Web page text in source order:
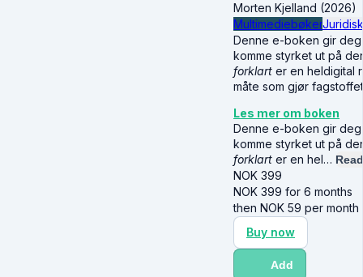
Morten Kjelland (2026)
Multimediebøker
Denne e-boken gir
komme styrket ut på
forklart er en heldigital
måte som gjør
Les mer om boken
Denne e-boken gir
komme styrket ut på
forklart er en hel…
NOK 399
NOK 399 for 6 months
then NOK 59 per month
Buy now
Add